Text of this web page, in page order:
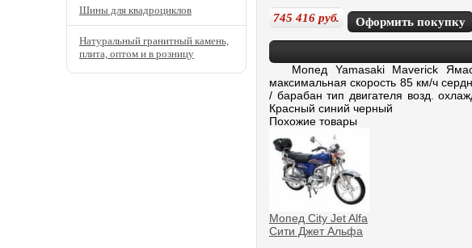
745 416 руб. Оформить покупку
Мопед Yamasaki Maverick
максимальная скорость 85 км/ч
/ барабан тип двигателя возд.
Красный синий черный
Похожие товары
Мопед City Jet Alfa
Сити Джет Альфа
Шины для квадроциклов
Натуральный гранитный камень,
плита, оптом и в розницу